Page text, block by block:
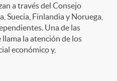
a través del Consejo
Suecia, Finlandia y Noruega,
Una de las
la atención de los
económico y,